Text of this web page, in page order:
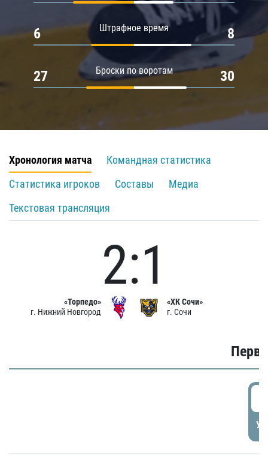
Штрафное время
6 8
Броски по воротам
27 30
Хронология матча
Командная статистика
Статистика игроков
Составы
Медиа
Текстовая трансляция
«Торпедо»
г. Нижний Новгород
2:1
«ХК Сочи»
г. Сочи